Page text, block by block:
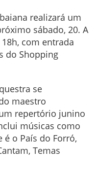
realizará um
sábado, 20. A
com entrada
do Shopping
se
maestro
repertório junino
músicas como
é o País do Forró,
Temas